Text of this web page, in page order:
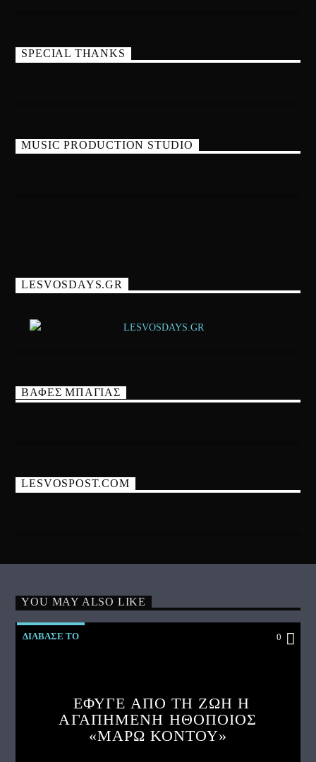
SPECIAL THANKS
MUSIC PRODUCTION STUDIO
LESVOSDAYS.GR
ΒΑΦΕΣ ΜΠΑΓΙΑΣ
LESVOSPOST.COM
YOU MAY ALSO LIKE
ΔΙΑΒΑΣΕ ΤΟ 0
ΕΦΥΓΕ ΑΠΟ ΤΗ ΖΩΗ Η
ΑΓΑΠΗΜΕΝΗ ΗΘΟΠΟΙΟΣ
«ΜΑΡΩ ΚΟΝΤΟΥ»